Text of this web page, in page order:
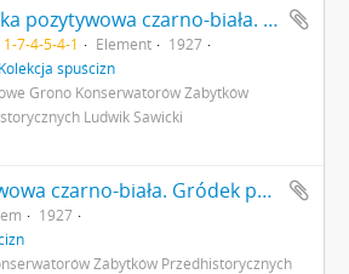
Odbitka pozytywowa czarno-biała. Gródek pow. Równe. Stanowisko paleolityczne II :"Rozkopywanie L. Sawickiego II-go stanow. orinjackiego w Gródku. X. 1927 r. Fot. L. Sawicki" s. 1
1-7-4-5-4-1 Element
1927
Kolekcja spuścizn
Grono Konserwatorów Zabytków
Ludwik Sawicki
Odbitka pozytywowa czarno-biała. Gródek pow. Równe. Stanowisko paleolityczne II :"Rozkopywanie L. Sawickiego II-go stanow. orinjackiego w Gródku. X. 1927 r. Fot. L. Sawicki"
1927
Zabytków Przedhistorycznych